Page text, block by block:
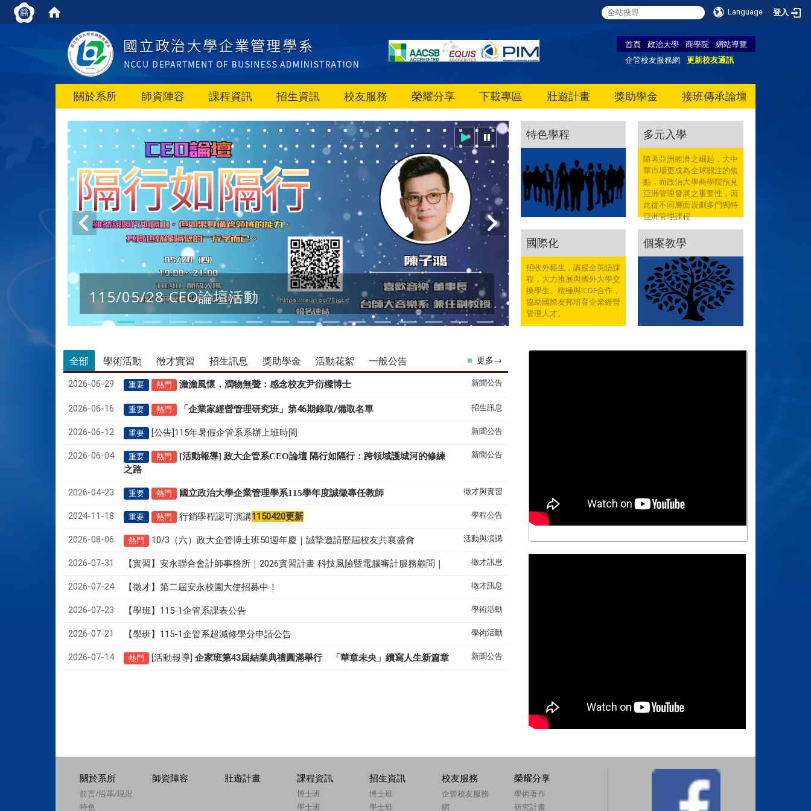
Language 登入
首頁 政治大學 商學院
網站導覽
企管校友服務網
更新校友通訊
關於系所 師資陣容 課程資訊 招生資訊 校友服務 榮耀分享 下載專區 壯遊計畫 獎助學金 接班傳承論壇
115/05/28 CEO論壇活動
特色學程 多元入學
隨著亞洲經濟之崛起，大中
華市場更成為全球關注的焦
點，而政治大學商學院預見
亞洲管理發展之重要性，因
此從不同層面規劃多門獨特
亞洲管理課程
國際化
招收外籍生，講授全英語課
程，大力推展與國外大學交
換學生。積極與ICDF合作，
協助國際友邦培育企業經營
管理人才。
個案教學
全部 學術活動 徵才實習 招生訊息 獎助學金 活動花絮 一般公告
2026-06-29 重要 熱門 澹澹風懷．潤物無聲： 感念校友尹衍樑博士 新聞公告
2026-06-16 重要 熱門 「企業家經營管理研究班」第46期錄取/備取名單 招生訊息
2026-06-12 重要 [公告]115年暑假企管系系辦上班時間 新聞公告
2026-06-04 重要 熱門
[活動報導] 政大企管系CEO論壇 隔行如隔行：跨領域護城河的修練
之路
新聞公告
2026-04-23 重要 熱門 國立政治大學企業管理學系115學年度誠徵專任教師 徵才與實習
2024-11-18 重要 熱門 行銷學程認可演講1150420更新 學程公告
2026-08-06 熱門 10/3（六）政大企管博士班50週年慶｜誠摯邀請歷屆校友共襄盛會 活動與演講
2026-07-31 【實習】安永聯合會計師事務所｜2026實習計畫 科技風險暨電腦審計服務顧問｜ 徵才訊息
2026-07-24 【徵才】第二屆安永校園大使招募中！ 徵才訊息
2026-07-23 【學班】115-1企管系課表公告 學術活動
2026-07-21 【學班】115-1企管系超減修學分申請公告 學術活動
2026-07-14 熱門 [活動報導]企家班第43屆結業典禮圓滿舉行 「華章未央」續寫人生新篇章 新聞公告
更多→
關於系所
前言/沿革/現況
特色
師資陣容 壯遊計畫 課程資訊
博士班
學士班
招生資訊
博士班
學士班
校友服務
企管校友服務
網
榮耀分享
學術著作
研究計畫